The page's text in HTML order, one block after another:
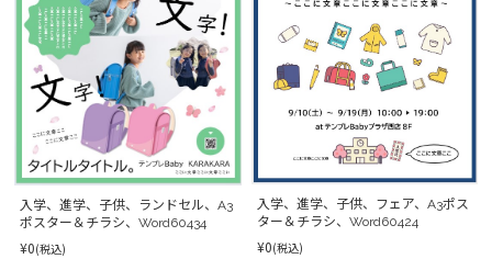
入学、進学、子供、ランドセル、A3
ポスター＆チラシ、Word60434
¥0(税込)
入学、進学、子供、フェア、A3ポス
ター＆チラシ、Word60424
¥0(税込)